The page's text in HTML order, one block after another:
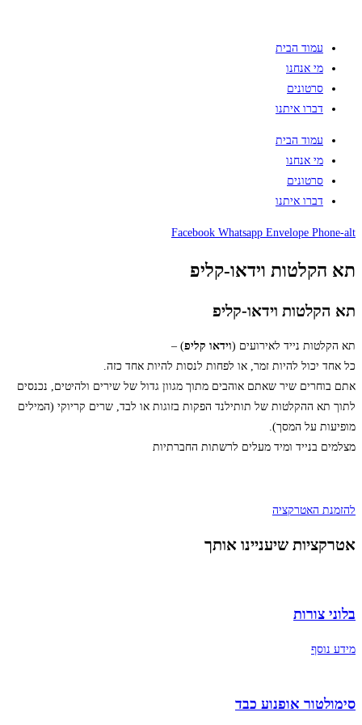
עמוד הבית
מי אנחנו
סרטונים
דברו איתנו
עמוד הבית
מי אנחנו
סרטונים
דברו איתנו
Facebook Whatsapp Envelope Phone-alt
תא הקלטות וידאו-קליפ
תא הקלטות וידאו-קליפ
תא הקלטות נייד לאירועים (וידאו קליפ) –
כל אחד יכול להיות זמר, או לפחות לנסות להיות אחד כזה.
אתם בוחרים שיר שאתם אוהבים מתוך מגוון גדול של שירים ולהיטים, נכנסים
לתוך תא ההקלטות של תותילנד הפקות בזוגות או לבד, שרים קריוקי (המילים
מופיעות על המסך).
מצלמים בנייד ומיד מעלים לרשתות החברתיות
להזמנת האטרקציה
אטרקציות שיעניינו אותך
בלוני צורות
מידע נוסף
סימולטור אופנוע כבד